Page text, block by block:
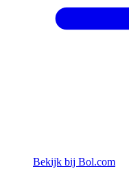
Bekijk bij Bol.com